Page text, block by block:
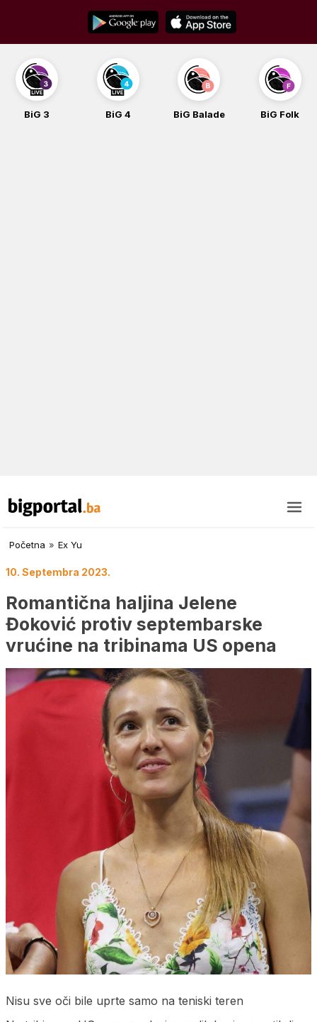
content
BiG 4 BiG Balade BiG Folk BiG iG
Početna » Ex Yu
10. Septembra 2023.
Romantična haljina Jelene
Đoković protiv septembarske
vrućine na tribinama US opena
Nisu sve oči bile uprte samo na teniski teren